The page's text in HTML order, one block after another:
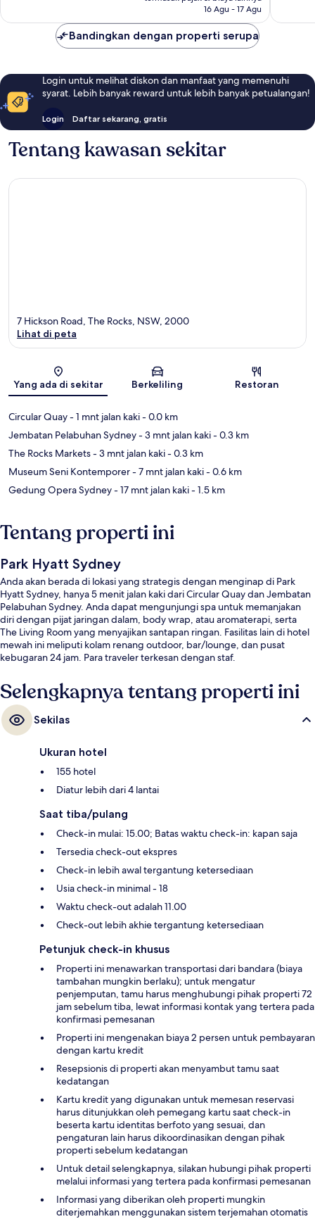
16 Agu - 17 Agu
Bandingkan dengan properti serupa
Login untuk melihat diskon dan manfaat yang memenuhi
syarat. Lebih banyak reward untuk lebih banyak petualangan!
Login Daftar sekarang, gratis
Tentang kawasan sekitar
Peta
7 Hickson Road, The Rocks, NSW, 2000
Lihat di peta
Yang ada di sekitar Berkeliling Restoran
Circular Quay- 1 mnt jalan kaki- 0.0 km
Jembatan Pelabuhan Sydney- 3 mnt jalan kaki- 0.3 km
The Rocks Markets- 3 mnt jalan kaki- 0.3 km
Museum Seni Kontemporer- 7 mnt jalan kaki- 0.6 km
Gedung Opera Sydney- 17 mnt jalan kaki- 1.5 km
Tentang properti ini
Park Hyatt Sydney
Anda akan berada di lokasi yang strategis dengan menginap di Park
Hyatt Sydney, hanya 5 menit jalan kaki dari Circular Quay dan Jembatan
Pelabuhan Sydney. Anda dapat mengunjungi spa untuk memanjakan
diri dengan pijat jaringan dalam, body wrap, atau aromaterapi, serta
The Living Room yang menyajikan santapan ringan. Fasilitas lain di hotel
mewah ini meliputi kolam renang outdoor, bar/lounge, dan pusat
kebugaran 24 jam. Para traveler terkesan dengan staf.
Selengkapnya tentang properti ini
Sekilas
Ukuran hotel
155 hotel
Diatur lebih dari 4 lantai
Saat tiba/pulang
Check-in mulai: 15.00; Batas waktu check-in: kapan saja
Tersedia check-out ekspres
Check-in lebih awal tergantung ketersediaan
Usia check-in minimal - 18
Waktu check-out adalah 11.00
Check-out lebih akhie tergantung ketersediaan
Petunjuk check-in khusus
Properti ini menawarkan transportasi dari bandara (biaya
tambahan mungkin berlaku); untuk mengatur
penjemputan, tamu harus menghubungi pihak properti 72
jam sebelum tiba, lewat informasi kontak yang tertera pada
konfirmasi pemesanan
Properti ini mengenakan biaya 2 persen untuk pembayaran
dengan kartu kredit
Resepsionis di properti akan menyambut tamu saat
kedatangan
Kartu kredit yang digunakan untuk memesan reservasi
harus ditunjukkan oleh pemegang kartu saat check-in
beserta kartu identitas berfoto yang sesuai, dan
pengaturan lain harus dikoordinasikan dengan pihak
properti sebelum kedatangan
Untuk detail selengkapnya, silakan hubungi pihak properti
melalui informasi yang tertera pada konfirmasi pemesanan
Informasi yang diberikan oleh properti mungkin
diterjemahkan menggunakan sistem terjemahan otomatis